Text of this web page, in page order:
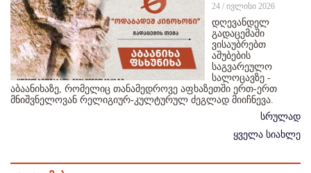
24 / ივლისი 2026
დღევანდელ
გადაცემაში
ვისაუბრებთ
აშუბების
საგვარეულო
სალოცავზე -
აბაანიხაზე, რომელიც თანამედროვე აფხაზეთში ერთ-ერთ
მნიშვნელოვან რელიგიურ-კულტურულ ძეგლად მიიჩნევა.
სრულად
ყველა სიახლე